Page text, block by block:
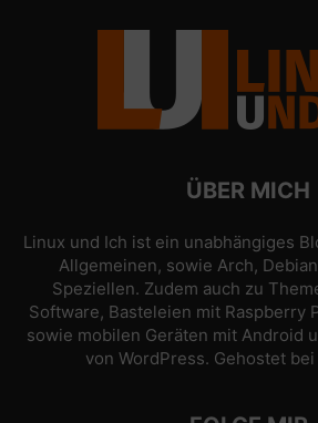
ÜBER MICH
Linux und Ich ist ein unabhängiges
Allgemeinen, sowie Arch,
Speziellen. Zudem auch zu
Software, Basteleien mit Raspberry
sowie mobilen Geräten mit Android
von WordPress. Gehostet bei